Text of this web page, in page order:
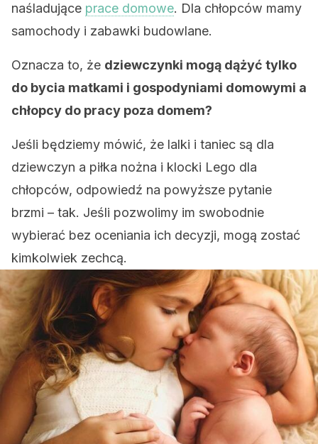
naśladujące prace domowe. Dla chłopców mamy
samochody i zabawki budowlane.
Oznacza to, że dziewczynki mogą dążyć tylko
do bycia matkami i gospodyniami domowymi a
chłopcy do pracy poza domem?
Jeśli będziemy mówić, że lalki i taniec są dla
dziewczyn a piłka nożna i klocki Lego dla
chłopców, odpowiedź na powyższe pytanie
brzmi – tak. Jeśli pozwolimy im swobodnie
wybierać bez oceniania ich decyzji, mogą zostać
kimkolwiek zechcą.